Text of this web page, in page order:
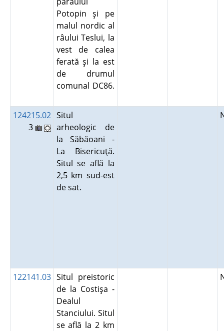
Potopin şi pe
malul nordic al
râului Teslui, la
vest de calea
ferată şi la est
de drumul
comunal DC86.
124215.02
3
Situl
arheologic de
la Săbăoani -
La Bisericuţă.
Situl se află la
2,5 km sud-est
de sat.
122141.03 Situl preistoric
de la Costişa -
Dealul
Stanciului. Situl
se află la 2 km